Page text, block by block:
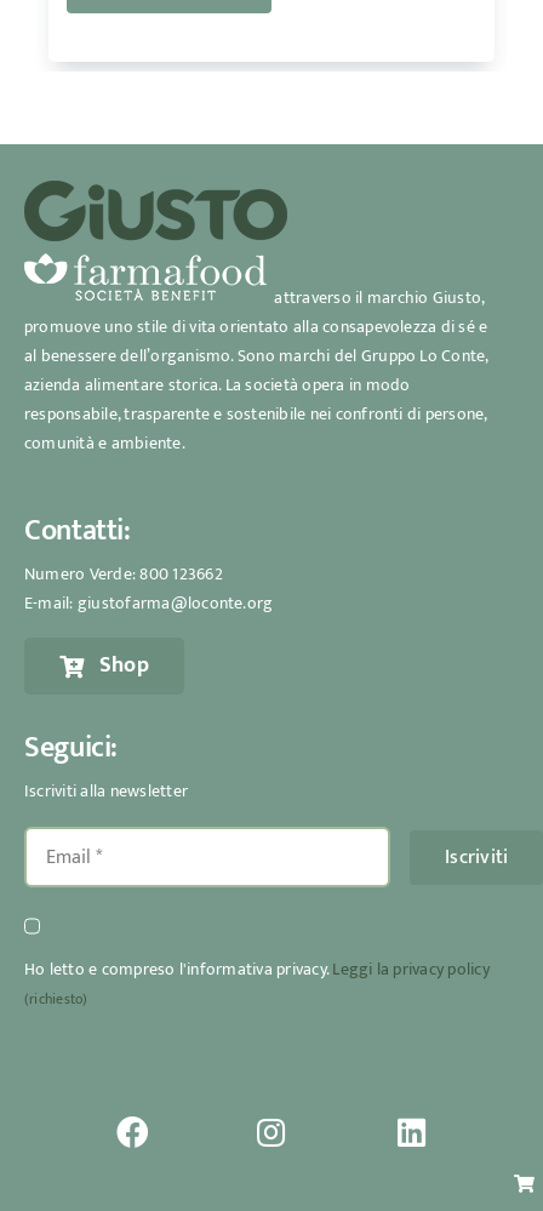
attraverso il marchio Giusto,
promuove uno stile di vita orientato alla consapevolezza di sé e
al benessere dell’organismo. Sono marchi del Gruppo Lo Conte,
azienda alimentare storica. La società opera in modo
responsabile, trasparente e sostenibile nei confronti di persone,
comunità e ambiente.
Contatti:
Numero Verde:800 123662
E-mail:giustofarma@loconte.org
Shop
Seguici:
Iscriviti alla newsletter
Iscriviti
Ho letto e compreso l'informativa privacy.Leggi la privacy policy
(richiesto)